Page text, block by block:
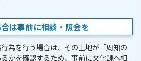
は事前に相談・照会を
為を行う場合は、その土地が「周知の
かを確認するため、事前に文化課へ相